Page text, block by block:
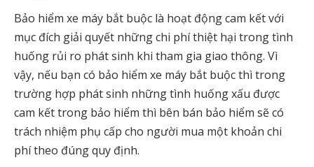
Bảo hiểm xe máy bắt buộc là hoạt động cam kết với
mục đích giải quyết những chi phí thiệt hại trong tình
huống rủi ro phát sinh khi tham gia giao thông. Vì
vậy, nếu bạn có bảo hiểm xe máy bắt buộc thì trong
trường hợp phát sinh những tình huống xấu được
cam kết trong bảo hiểm thì bên bán bảo hiểm sẽ có
trách nhiệm phụ cấp cho người mua một khoản chi
phí theo đúng quy định.